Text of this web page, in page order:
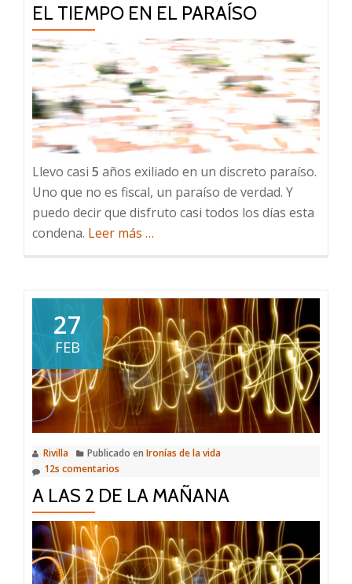
EL TIEMPO EN EL PARAÍSO
Llevo casi 5 años exiliado en un discreto paraíso.
Uno que no es fiscal, un paraíso de verdad. Y
puedo decir que disfruto casi todos los días esta
condena. Leer más acerca
en
el
paraíso
…
27
FEB
Rivilla Publicado en Ironías de la vida
12s comentarios
A LAS 2 DE LA MAÑANA